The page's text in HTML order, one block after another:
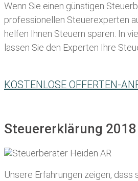
Wenn Sie einen günstigen
professionellen Steuerexperten
helfen Ihnen Steuern sparen. In
lassen Sie den Experten Ihre
KOSTENLOSE OFFERTEN-
Steuererklärung
Unsere Erfahrungen zeigen,